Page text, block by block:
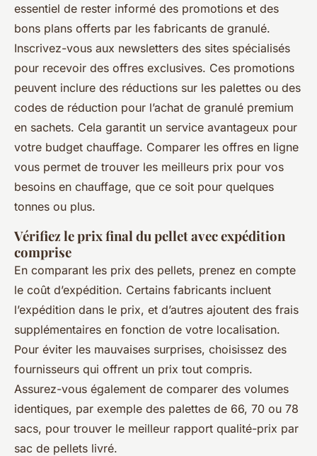
essentiel de rester informé des promotions et des
bons plans offerts par les fabricants de granulé.
Inscrivez-vous aux newsletters des sites spécialisés
pour recevoir des offres exclusives. Ces promotions
peuvent inclure des réductions sur les palettes ou des
codes de réduction pour l’achat de granulé premium
en sachets. Cela garantit un service avantageux pour
votre budget chauffage. Comparer les offres en ligne
vous permet de trouver les meilleurs prix pour vos
besoins en chauffage, que ce soit pour quelques
tonnes ou plus.
Vérifiez le prix final du pellet avec expédition
comprise
En comparant les prix des pellets, prenez en compte
le coût d’expédition. Certains fabricants incluent
l’expédition dans le prix, et d’autres ajoutent des frais
supplémentaires en fonction de votre localisation.
Pour éviter les mauvaises surprises, choisissez des
fournisseurs qui offrent un prix tout compris.
Assurez-vous également de comparer des volumes
identiques, par exemple des palettes de 66, 70 ou 78
sacs, pour trouver le meilleur rapport qualité-prix par
sac de pellets livré.